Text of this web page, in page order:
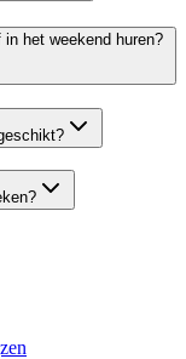
het weekend huren?